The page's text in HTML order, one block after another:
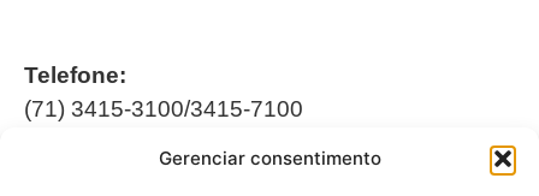
Gerenciar consentimento
Telefone:
(71) 3415-3100/3415-7100
Horário de Funcionamento: